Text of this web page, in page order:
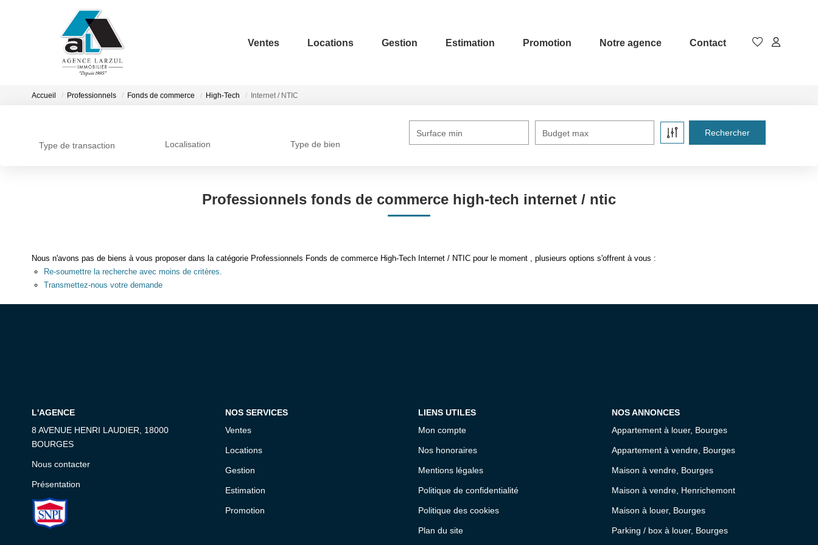
Ventes Locations Gestion Estimation Promotion Notre agence Contact
Accueil Professionnels Fonds de commerce High-Tech Internet / NTIC
Type de transaction Localisation Type de bien
Surface min Budget max
Professionnels fonds de commerce high-tech internet / ntic
Nous n'avons pas de biens à vous proposer dans la catégorie Professionnels Fonds de commerce High-Tech Internet / NTIC pour le moment , plusieurs options s'offrent à vous :
Re-soumettre la recherche avec moins de critères.
Transmettez-nous votre demande
L'AGENCE
8 AVENUE HENRI LAUDIER, 18000
BOURGES
Nous contacter
Présentation
NOS SERVICES
Ventes
Locations
Gestion
Estimation
Promotion
LIENS UTILES
Mon compte
Nos honoraires
Mentions légales
Politique de confidentialité
Politique des cookies
Plan du site
NOS ANNONCES
Appartement à louer, Bourges
Appartement à vendre, Bourges
Maison à vendre, Bourges
Maison à vendre, Henrichemont
Maison à louer, Bourges
Parking / box à louer, Bourges